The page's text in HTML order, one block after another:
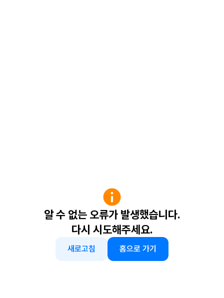
알 수 없는 오류가 발생했습니다.
다시 시도해주세요.
새로고침 홈으로 가기